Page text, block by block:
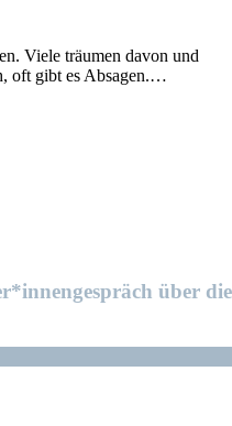
Viele träumen davon und
oft gibt es Absagen.…
über die